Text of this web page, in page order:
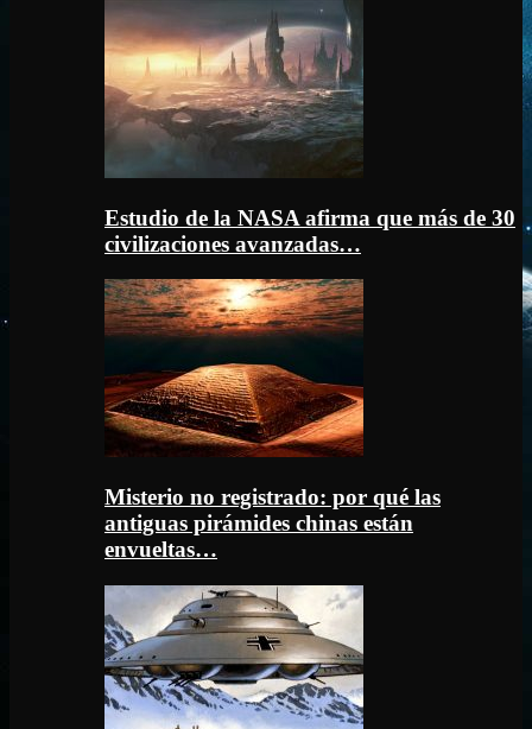
Estudio de la NASA afirma que más de 30
civilizaciones avanzadas…
Misterio no registrado: por qué las
antiguas pirámides chinas están
envueltas…